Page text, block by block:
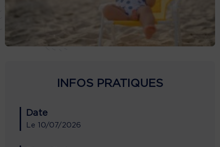
INFOS PRATIQUES
Date
Le 10/07/2026